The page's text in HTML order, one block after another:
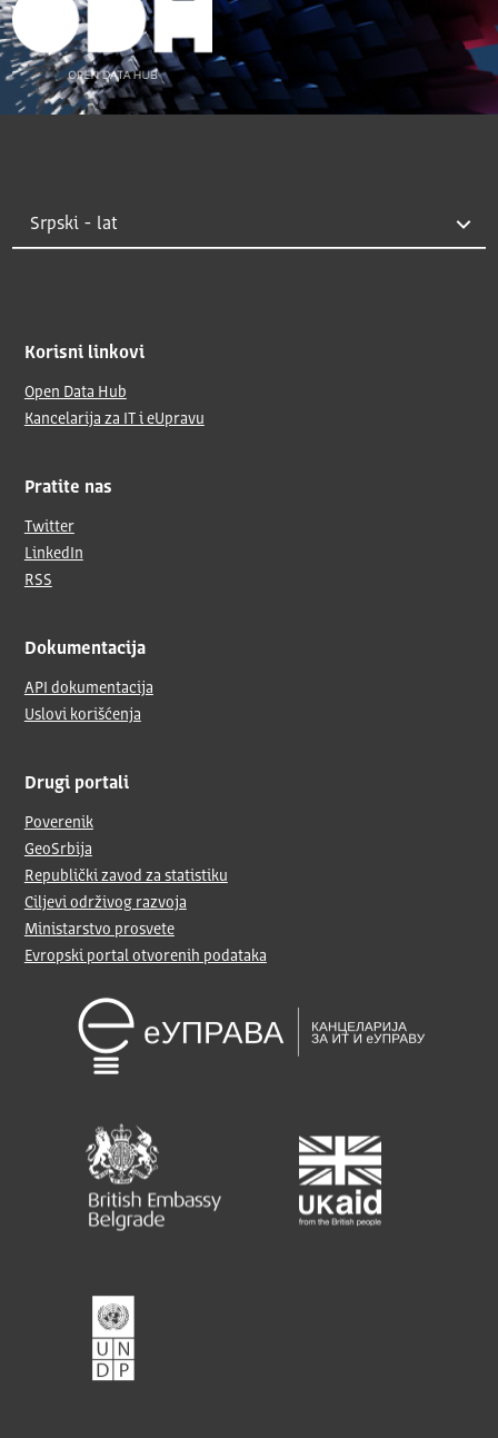
Korisni linkovi
Open Data Hub
Kancelarija za IT i eUpravu
Pratite nas
Twitter
LinkedIn
RSS
Dokumentacija
API dokumentacija
Uslovi korišćenja
Drugi portali
Poverenik
GeoSrbija
Republički zavod za statistiku
Ciljevi održivog razvoja
Ministarstvo prosvete
Evropski portal otvorenih podataka